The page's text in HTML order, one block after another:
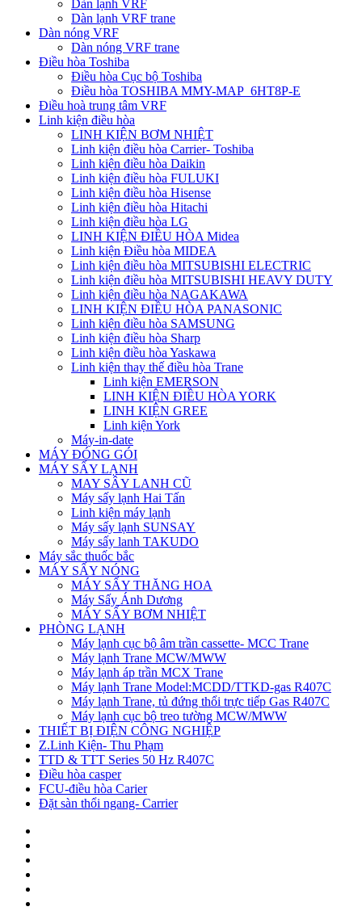
Dàn lạnh VRF
Dàn lạnh VRF trane
Dàn nóng VRF
Dàn nóng VRF trane
Điều hòa Toshiba
Điều hòa Cục bộ Toshiba
Điều hòa TOSHIBA MMY-MAP_6HT8P-E
Điều hoà trung tâm VRF
Linh kiện điều hòa
LINH KIỆN BƠM NHIỆT
Linh kiện điều hòa Carrier- Toshiba
Linh kiện điều hòa Daikin
Linh kiện điều hòa FULUKI
Linh kiện điều hòa Hisense
Linh kiện điều hòa Hitachi
Linh kiện điều hòa LG
LINH KIỆN ĐIỀU HÒA Midea
Linh kiện Điều hòa MIDEA
Linh kiện điều hòa MITSUBISHI ELECTRIC
Linh kiện điều hòa MITSUBISHI HEAVY DUTY
Linh kiện điều hòa NAGAKAWA
LINH KIỆN ĐIỀU HÒA PANASONIC
Linh kiện điều hòa SAMSUNG
Linh kiện điều hòa Sharp
Linh kiện điều hòa Yaskawa
Linh kiện thay thế điều hòa Trane
Linh kiện EMERSON
LINH KIỆN ĐIỀU HÒA YORK
LINH KIỆN GREE
Linh kiện York
Máy-in-date
MÁY ĐÓNG GÓI
MÁY SẤY LẠNH
MAY SÂY LANH CŨ
Máy sấy lạnh Hai Tấn
Linh kiện máy lạnh
Máy sấy lạnh SUNSAY
Máy sấy lanh TAKUDO
Máy sắc thuốc bắc
MÁY SẤY NÓNG
MÁY SẤY THĂNG HOA
Máy Sấy Ánh Dương
MÁY SẤY BƠM NHIỆT
PHÒNG LẠNH
Máy lạnh cục bộ âm trần cassette- MCC Trane
Máy lạnh Trane MCW/MWW
Máy lạnh áp trần MCX Trane
Máy lạnh Trane Model:MCDD/TTKD-gas R407C
Máy lạnh Trane, tủ đứng thổi trực tiếp Gas R407C
Máy lạnh cục bộ treo tường MCW/MWW
THIẾT BỊ ĐIỆN CÔNG NGHIỆP
Z.Linh Kiện- Thu Phạm
TTD & TTT Series 50 Hz R407C
Điều hòa casper
FCU-điều hòa Carier
Đặt sàn thổi ngang- Carrier